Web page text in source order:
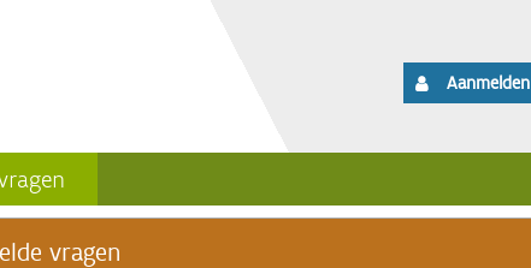
Aanmelden
vragen